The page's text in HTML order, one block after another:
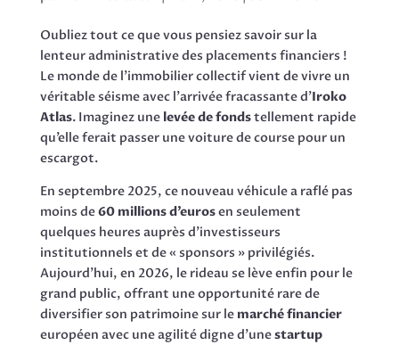
Oubliez tout ce que vous pensiez savoir sur la
lenteur administrative des placements financiers !
Le monde de l’immobilier collectif vient de vivre un
véritable séisme avec l’arrivée fracassante d’Iroko
Atlas. Imaginez une levée de fondstellement rapide
qu’elle ferait passer une voiture de course pour un
escargot.
En septembre 2025, ce nouveau véhicule a raflé pas
moins de60 millions d’eurosen seulement
quelques heures auprès d’investisseurs
institutionnels et de « sponsors » privilégiés.
Aujourd’hui, en 2026, le rideau se lève enfin pour le
grand public, offrant une opportunité rare de
diversifier son patrimoine sur le marché financier
européen avec une agilité digne d’unestartup